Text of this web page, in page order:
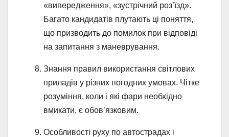
«випередження», «зустрічний роз’їзд».
Багато кандидатів плутають ці поняття,
що призводить до помилок при відповіді
на запитання з маневрування.
Знання правил використання світлових
приладів у різних погодних умовах. Чітке
розуміння, коли і які фари необхідно
вмикати, є обов’язковим.
Особливості руху по автострадах і